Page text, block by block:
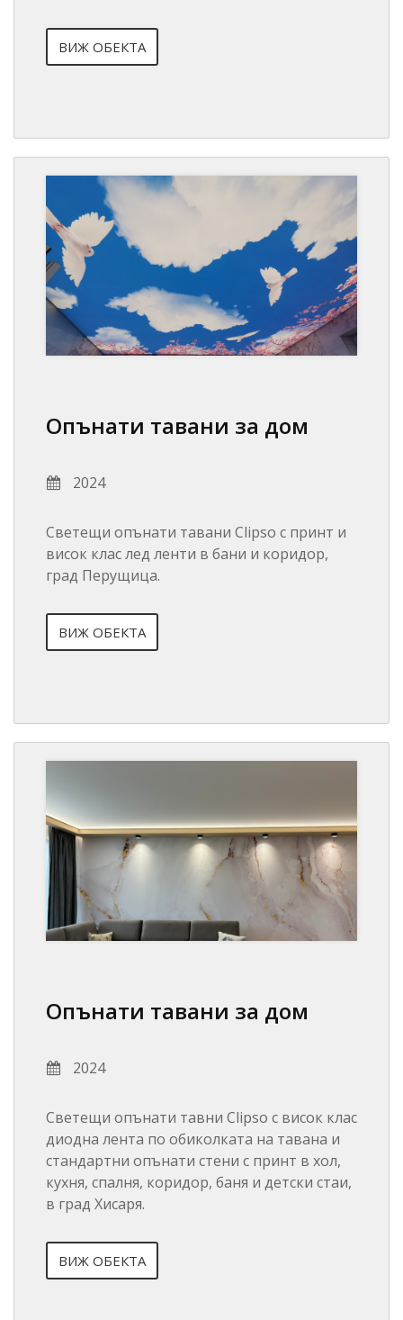
ВИЖ ОБЕКТА
Опънати тавани за дом
2024
Светещи опънати тавани Clipso с принт и
висок клас лед ленти в бани и коридор,
град Перущица.
ВИЖ ОБЕКТА
Опънати тавани за дом
2024
Светещи опънати тавни Clipso с висок клас
диодна лента по обиколката на тавана и
стандартни опънати стени с принт в хол,
кухня, спалня, коридор, баня и детски стаи,
в град Хисаря.
ВИЖ ОБЕКТА